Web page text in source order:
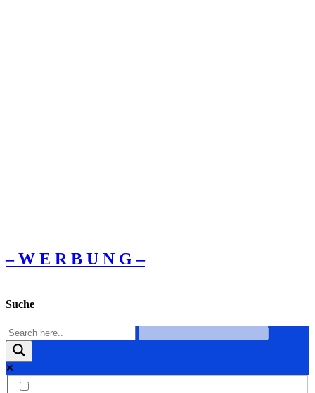
– W Ε R Β U Ν G –
Suche